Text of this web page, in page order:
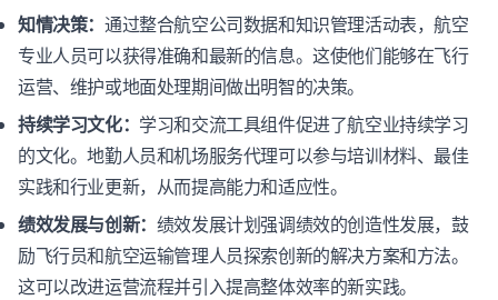
知情决策： 通过整合航空公司数据和知识管理活动表，航空
专业人员可以获得准确和最新的信息。这使他们能够在飞行
运营、维护或地面处理期间做出明智的决策。
持续学习文化： 学习和交流工具组件促进了航空业持续学习
的文化。地勤人员和机场服务代理可以参与培训材料、最佳
实践和行业更新，从而提高能力和适应性。
绩效发展与创新： 绩效发展计划强调绩效的创造性发展，鼓
励飞行员和航空运输管理人员探索创新的解决方案和方法。
这可以改进运营流程并引入提高整体效率的新实践。